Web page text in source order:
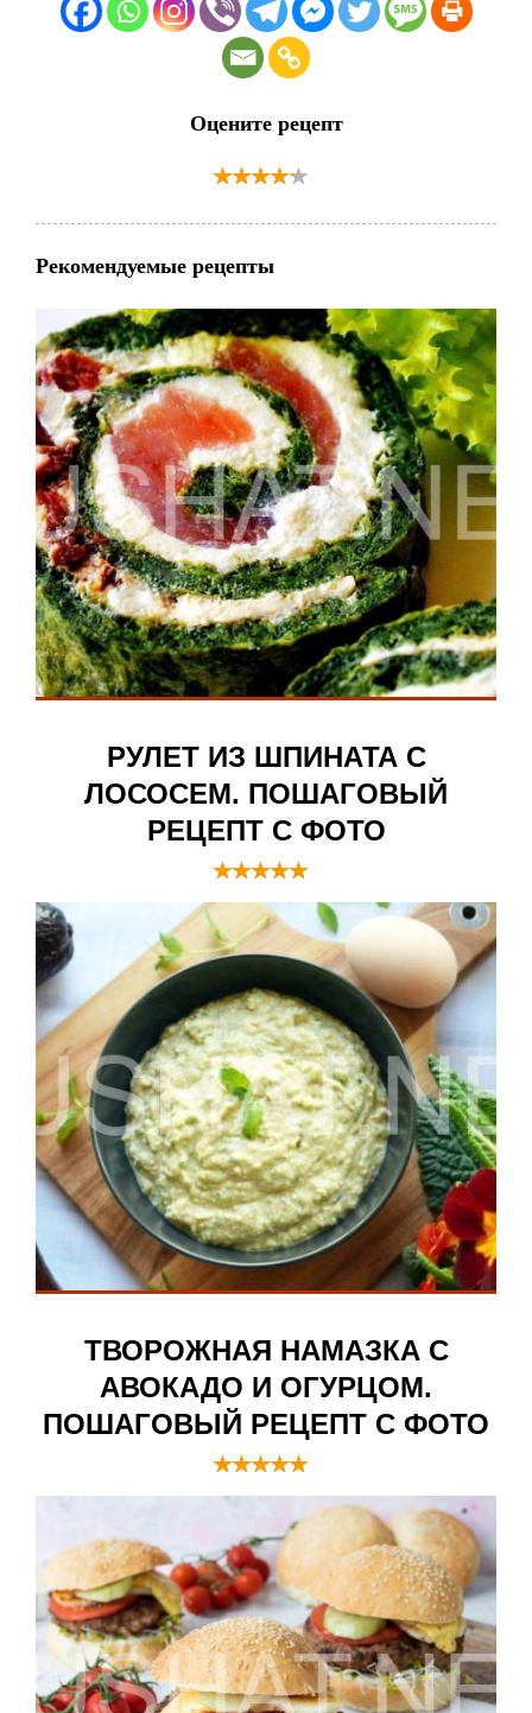
Оцените рецепт
Рекомендуемые рецепты
РУЛЕТ ИЗ ШПИНАТА С
ЛОСОСЕМ. ПОШАГОВЫЙ
РЕЦЕПТ С ФОТО
ТВОРОЖНАЯ НАМАЗКА С
АВОКАДО И ОГУРЦОМ.
ПОШАГОВЫЙ РЕЦЕПТ С ФОТО